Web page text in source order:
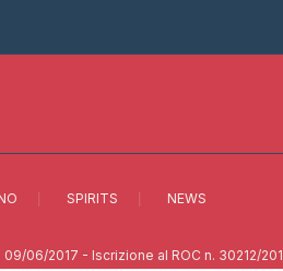
SPIRITS NEWS
06/2017 - Iscrizione al ROC n. 30212/